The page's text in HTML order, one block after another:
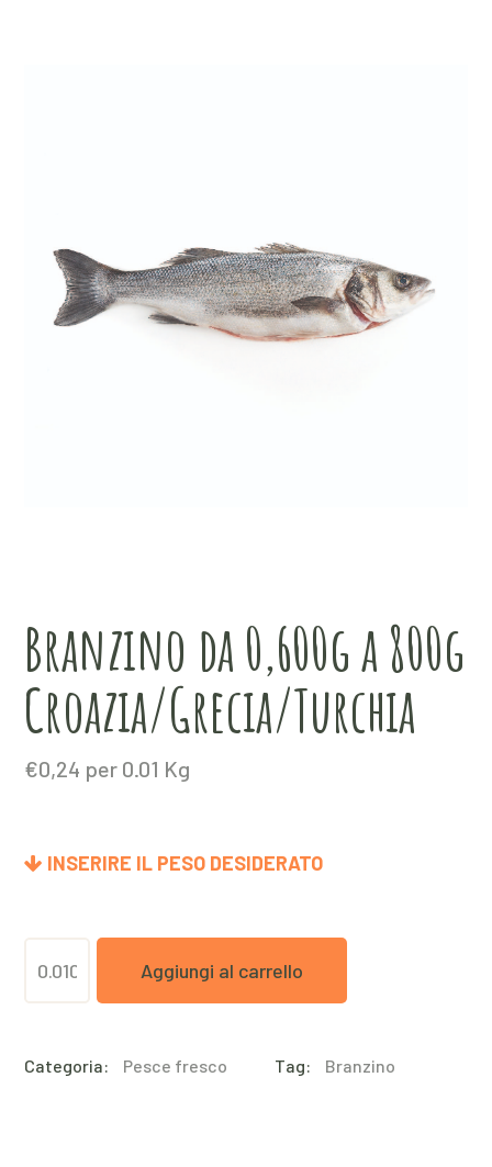
Branzino da 0,600g a 800g
Croazia/Grecia/Turchia
€0,24 per 0.01 Kg
INSERIRE IL PESO DESIDERATO
a
Aggiungi al carrello
Categoria: Pesce fresco Tag: Branzino